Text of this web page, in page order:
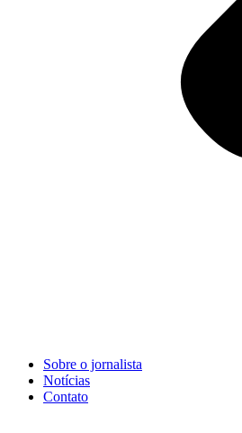
Sobre o jornalista
Notícias
Contato